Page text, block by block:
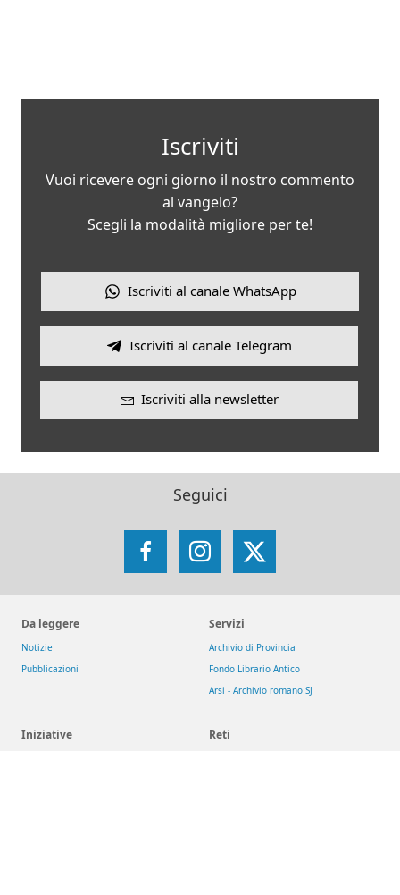
Iscriviti
Vuoi ricevere ogni giorno il nostro commento
al vangelo?
Scegli la modalità migliore per te!
Iscriviti al canale WhatsApp
Iscriviti al canale Telegram
Iscriviti alla newsletter
Seguici
FacebookInstagram
X
Da leggere
Notizie
Pubblicazioni
Servizi
Archivio di Provincia
Fondo Librario Antico
Arsi - Archivio romano SJ
Iniziative Reti